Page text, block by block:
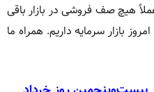
هیچ صف فروشی در بازار باقی
بازار سرمایه داریم. همراه ما